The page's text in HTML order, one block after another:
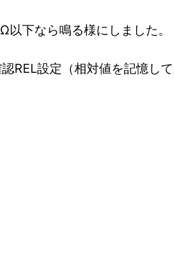
下なら鳴る様にしました。
REL設定（相対値を記憶し